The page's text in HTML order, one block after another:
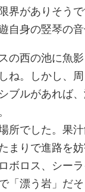
界がありそう
身の竪琴の
の西の池に魚
ね。しかし、
ブルがあれば
所でした。果
まりで進路を
ボロス、シー
「漂う岩」だ